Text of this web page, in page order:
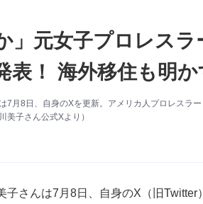
」元女子プロレス
表！ 海外移住も明か
7月8日、自身のXを更新。アメリカ人プロレスラ
美子さん公式Xより）
子さんは7月8日、自身のX（旧